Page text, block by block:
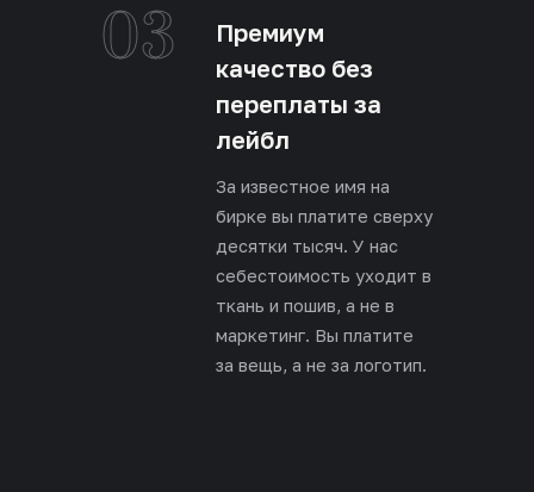
03
Премиум
качество без
переплаты за
лейбл
За известное имя на
бирке вы платите сверху
десятки тысяч. У нас
себестоимость уходит в
ткань и пошив, а не в
маркетинг. Вы платите
за вещь, а не за логотип.